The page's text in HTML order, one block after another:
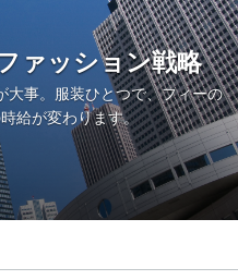
ァッション戦略
大事。服装ひとつで、フィーの
給が変わります。